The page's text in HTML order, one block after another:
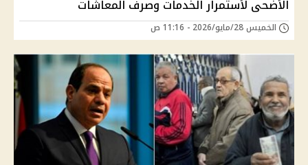
الأضحى لأستمرار الخدمات وصرف المعاشات
الخميس 28/مايو/2026 - 11:16 ص